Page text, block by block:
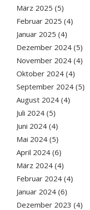
März 2025 (5)
Februar 2025 (4)
Januar 2025 (4)
Dezember 2024(5)
November 2024(4)
Oktober 2024(4)
September 2024(5)
August 2024(4)
Juli 2024(5)
Juni 2024(4)
Mai 2024(5)
April 2024(6)
März 2024(4)
Februar 2024(4)
Januar 2024(6)
Dezember 2023 (4)